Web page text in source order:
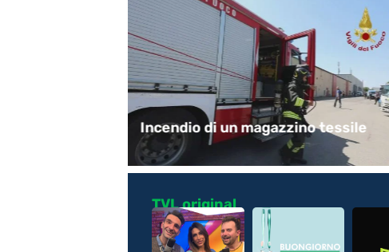
Incendio di un magazzino tessile
TVL original